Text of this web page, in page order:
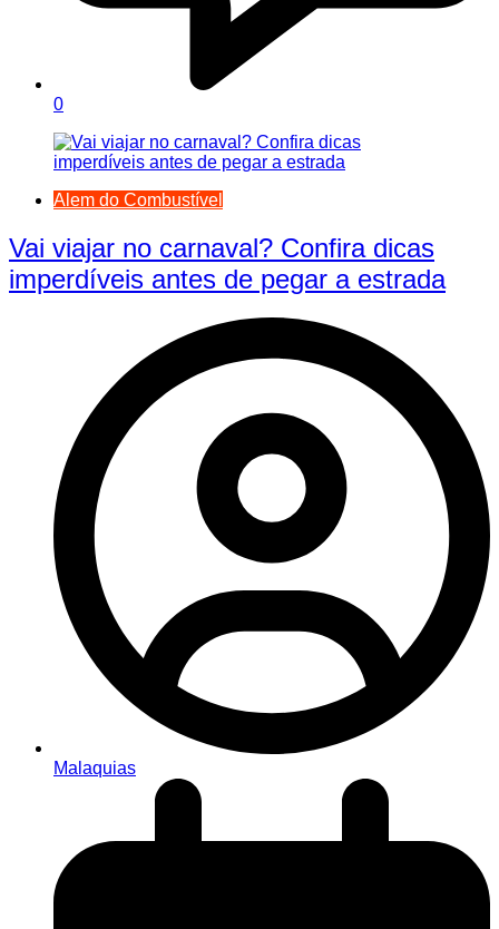
0
Alem do Combustível
Vai viajar no carnaval? Confira dicas
imperdíveis antes de pegar a estrada
Malaquias